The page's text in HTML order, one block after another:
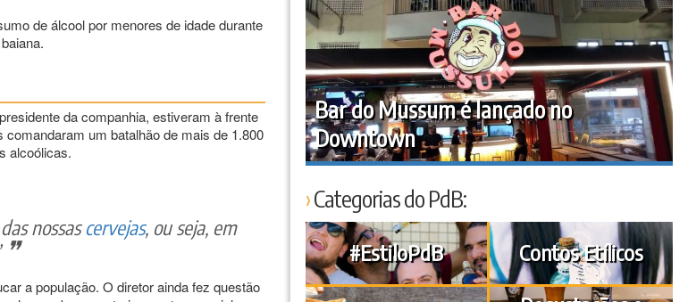
de álcool por menores de idade durante
da companhia, estiveram à frente
um batalhão de mais de 1.800
alcoólicas.
nossascervejas, ou seja, em
a população. O diretor ainda fez questão
Bar do Mussum é lançado no
Downtown
Categorias do PdB:
#EstiloPdB Contos Etílicos